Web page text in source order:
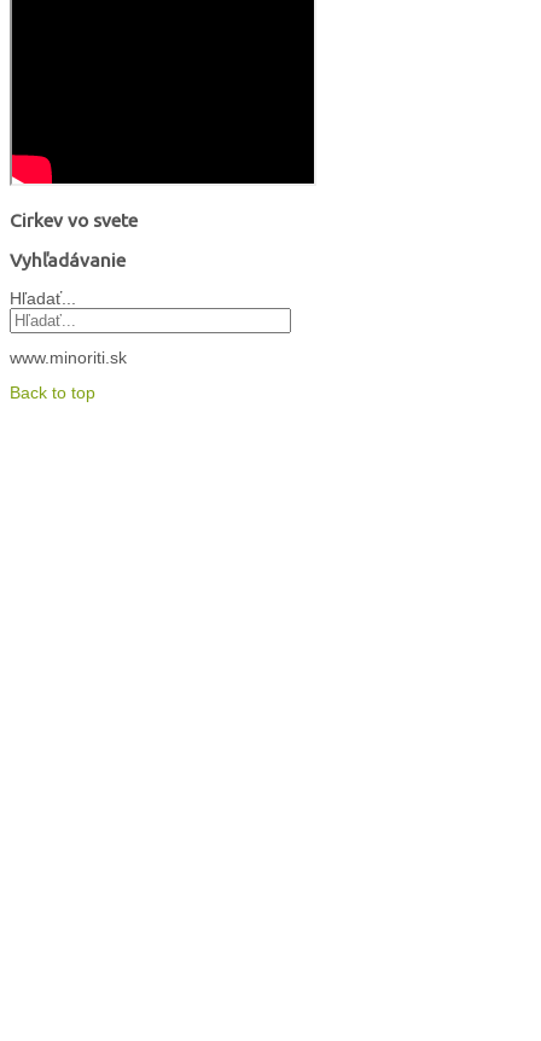
Cirkev vo svete
Vyhľadávanie
Hľadať...
www.minoriti.sk
Back to top